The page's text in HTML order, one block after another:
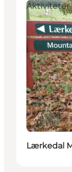
Aktiviteter
Lærkedal